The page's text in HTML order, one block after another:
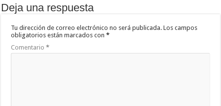
Deja una respuesta
Tu dirección de correo electrónico no será publicada. Los campos
obligatorios están marcados con*
Comentario*